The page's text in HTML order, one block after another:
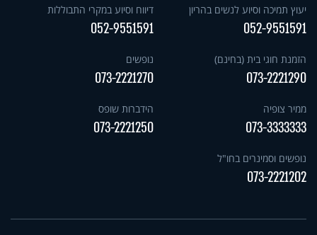
יעוץ תמיכה וסיוע לנשים בהריון
052-9551591
דיווח וסיוע במקרי התבוללות
052-9551591
הזמנת חוגי בית (בחינם)
073-2221290
נופשים
073-2221270
ממיר צופיה
073-3333333
הידברות שופס
073-2221250
נופשים וסמינרים בחו"ל
073-2221202